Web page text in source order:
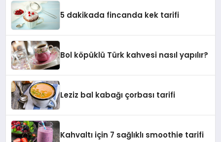
5 dakikada fincanda kek tarifi
Bol köpüklü Türk kahvesi nasıl yapılır?
Leziz bal kabağı çorbası tarifi
Kahvaltı için 7 sağlıklı smoothie tarifi